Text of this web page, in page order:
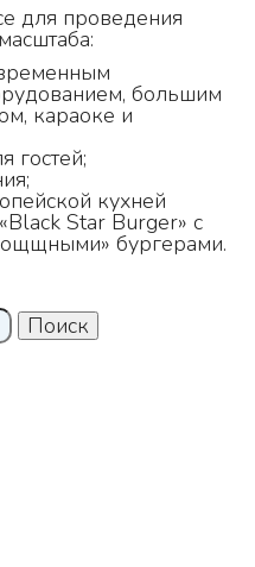
для проведения
большим
караоке и
гостей;
кухней
Star Burger» с
бургерами.